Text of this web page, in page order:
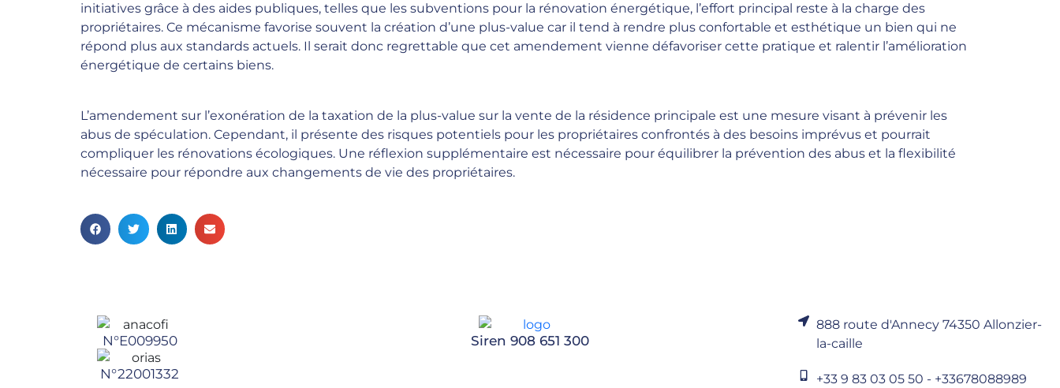
initiatives grâce à des aides publiques, telles que les subventions pour la rénovation énergétique, l’effort principal reste à la charge des
propriétaires. Ce mécanisme favorise souvent la création d’une plus-value car il tend à rendre plus confortable et esthétique un bien qui ne
répond plus aux standards actuels. Il serait donc regrettable que cet amendement vienne défavoriser cette pratique et ralentir l’amélioration
énergétique de certains biens.
L’amendement sur l’exonération de la taxation de la plus-value sur la vente de la résidence principale est une mesure visant à prévenir les
abus de spéculation. Cependant, il présente des risques potentiels pour les propriétaires confrontés à des besoins imprévus et pourrait
compliquer les rénovations écologiques. Une réflexion supplémentaire est nécessaire pour équilibrer la prévention des abus et la flexibilité
nécessaire pour répondre aux changements de vie des propriétaires.
N°E009950
N°22001332
Siren 908 651 300
888 route d'Annecy 74350 Allonzier-
la-caille
+33 9 83 03 05 50 - +33678088989